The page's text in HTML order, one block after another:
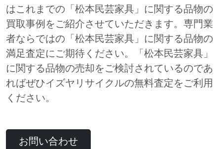
はこれまでの「松本民芸家具」に関する品物の
買取事例をご紹介させていただきます。専門業
者ならではの「松本民芸家具」に関する品物の
満足査定にご期待ください。「松本民芸家具」
に関する品物の売却をご検討されているのであ
ればぜひイズヤリサイクルの無料査定をご利用
ください。
お問い合わせ